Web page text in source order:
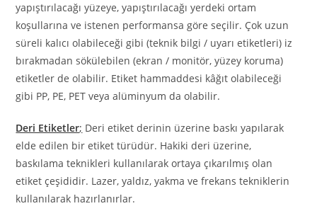
yapıştırılacağı yüzeye, yapıştırılacağı yerdeki ortam
koşullarına ve istenen performansa göre seçilir. Çok uzun
süreli kalıcı olabileceği gibi (teknik bilgi / uyarı etiketleri) iz
bırakmadan sökülebilen (ekran / monitör, yüzey koruma)
etiketler de olabilir. Etiket hammaddesi kâğıt olabileceği
gibi PP, PE, PET veya alüminyum da olabilir.
Deri Etiketler; Deri etiket derinin üzerine baskı yapılarak
elde edilen bir etiket türüdür. Hakiki deri üzerine,
baskılama teknikleri kullanılarak ortaya çıkarılmış olan
etiket çeşididir. Lazer, yaldız, yakma ve frekans tekniklerin
kullanılarak hazırlanırlar.